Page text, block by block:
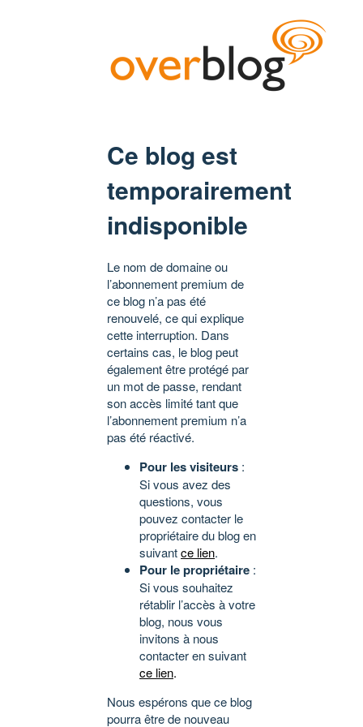
Ce blog est
temporairement
indisponible
Le nom de domaine ou
l’abonnement premium de
ce blog n’a pas été
renouvelé, ce qui explique
cette interruption. Dans
certains cas, le blog peut
également être protégé par
un mot de passe, rendant
son accès limité tant que
l’abonnement premium n’a
pas été réactivé.
Pour les visiteurs :
Si vous avez des
questions, vous
pouvez contacter le
propriétaire du blog en
suivantce lien.
Pour le propriétaire :
Si vous souhaitez
rétablir l’accès à votre
blog, nous vous
invitons à nous
contacter en suivant
ce lien.
Nous espérons que ce blog
pourra être de nouveau